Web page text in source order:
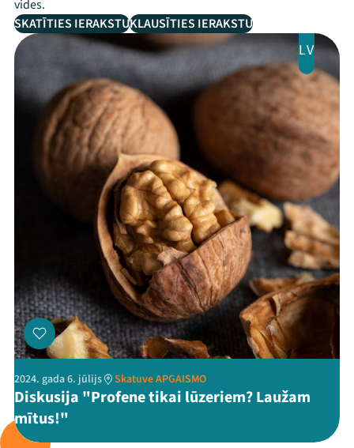
vides.
SKATĪTIES IERAKSTUKLAUSĪTIES IERAKSTU
LV
2024. gada 6. jūlijs Skatuve APGAISMO
Diskusija "Profene tikai lūzeriem? Laužam
mītus!"